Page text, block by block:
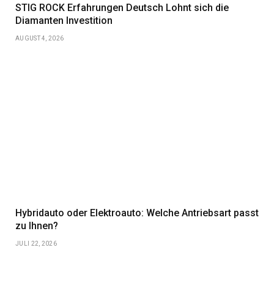
STIG ROCK Erfahrungen Deutsch Lohnt sich die
Diamanten Investition
AUGUST 4, 2026
Hybridauto oder Elektroauto: Welche Antriebsart passt
zu Ihnen?
JULI 22, 2026